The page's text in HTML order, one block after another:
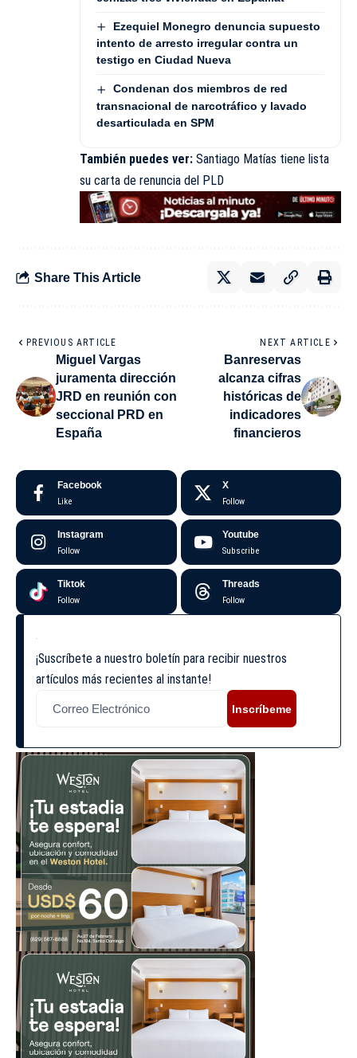
Ezequiel Monegro denuncia supuesto
intento de arresto irregular contra un
testigo en Ciudad Nueva
Condenan dos miembros de red
transnacional de narcotráfico y lavado
desarticulada en SPM
También puedes ver: Santiago Matías tiene lista
su carta de renuncia del PLD
Share This Article
PREVIOUS ARTICLE
Miguel Vargas
juramenta dirección
JRD en reunión con
seccional PRD en
España
NEXT ARTICLE
Banreservas
alcanza cifras
históricas de
indicadores
financieros
Facebook
Like
X
Follow
Instagram
Follow
Youtube
Subscribe
Tiktok
Follow
Threads
Follow
¡Suscríbete a nuestro boletín para recibir nuestros
artículos más recientes al instante!
Inscríbeme